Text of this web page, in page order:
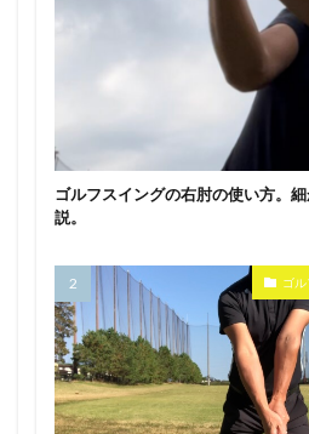
ゴルフスイングの右肘の使い方。
説。
ゴ